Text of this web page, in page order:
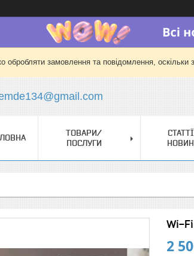
замовлення та повідомлення,
ТОВАРИ/
ПОСЛУГИ
Wi-
2